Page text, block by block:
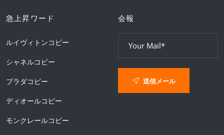
急上昇ワード
ルイヴィトンコピー
シャネルコピー
プラダコピー
ディオールコピー
モンクレールコピー
会報
送信メール